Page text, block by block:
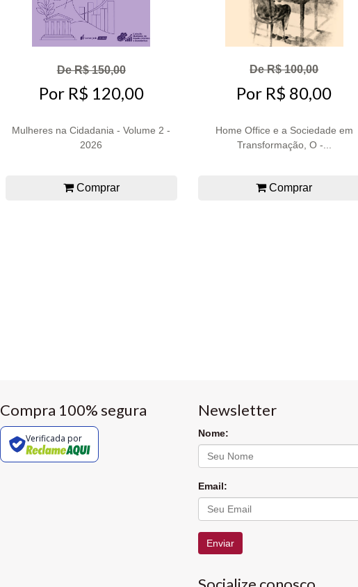
De R$ 150,00
Por R$ 120,00
Mulheres na Cidadania - Volume 2 -
2026
Comprar
De R$ 100,00
Por R$ 80,00
Home Office e a Sociedade em
Transformação, O -...
Comprar
Compra 100% segura
Verificada por
Newsletter
Nome:
Email:
Enviar